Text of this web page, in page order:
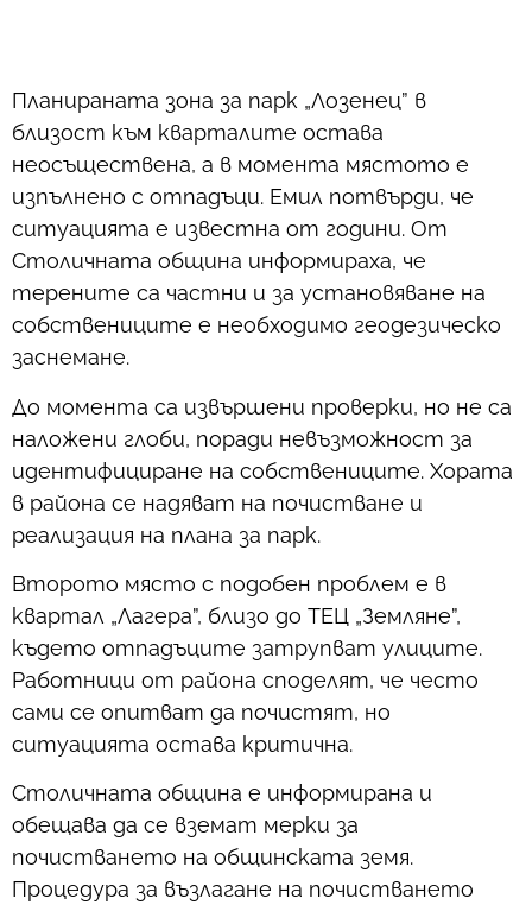
Планираната зона за парк „Лозенец” в
близост към кварталите остава
неосъществена, а в момента мястото е
изпълнено с отпадъци. Емил потвърди, че
ситуацията е известна от години. От
Столичната община информираха, че
терените са частни и за установяване на
собствениците е необходимо геодезическо
заснемане.
До момента са извършени проверки, но не са
наложени глоби, поради невъзможност за
идентифициране на собствениците. Хората
в района се надяват на почистване и
реализация на плана за парк.
Второто място с подобен проблем е в
квартал „Лагера”, близо до ТЕЦ „Земляне”,
където отпадъците затрупват улиците.
Работници от района споделят, че често
сами се опитват да почистят, но
ситуацията остава критична.
Столичната община е информирана и
обещава да се вземат мерки за
почистването на общинската земя.
Процедура за възлагане на почистването